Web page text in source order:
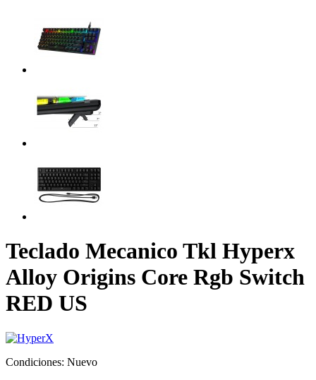
Teclado Mecanico Tkl Hyperx
Alloy Origins Core Rgb Switch
RED US
Condiciones: Nuevo